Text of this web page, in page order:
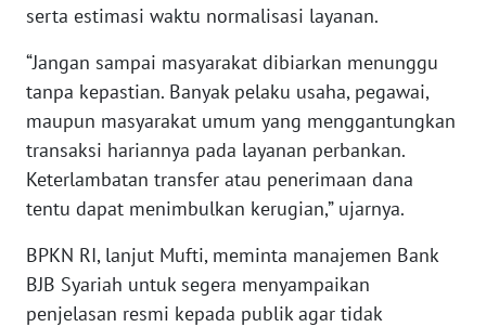
serta estimasi waktu normalisasi layanan.
“Jangan sampai masyarakat dibiarkan menunggu
tanpa kepastian. Banyak pelaku usaha, pegawai,
maupun masyarakat umum yang menggantungkan
transaksi hariannya pada layanan perbankan.
Keterlambatan transfer atau penerimaan dana
tentu dapat menimbulkan kerugian,” ujarnya.
BPKN RI, lanjut Mufti, meminta manajemen Bank
BJB Syariah untuk segera menyampaikan
penjelasan resmi kepada publik agar tidak
SULTRA
WN
NTB
SULTENG
WN
SULBAR